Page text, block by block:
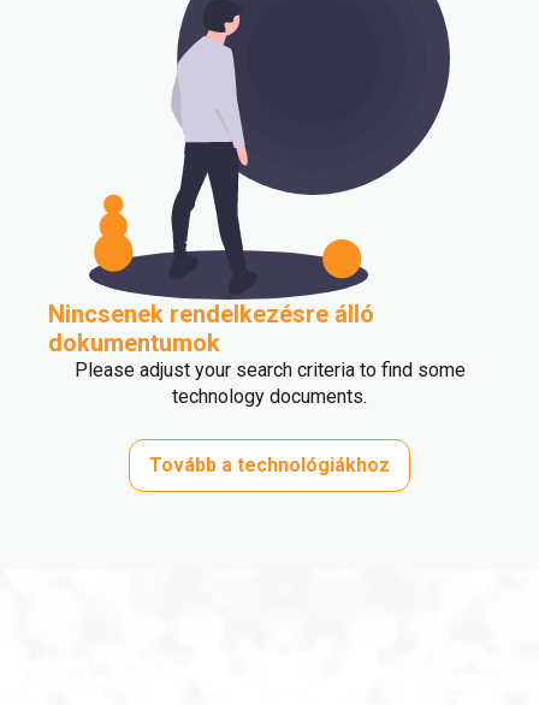
Nincsenek rendelkezésre álló
dokumentumok
Please adjust your search criteria to find some
technology documents.
Tovább a technológiákhoz